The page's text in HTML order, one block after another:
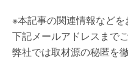
※本記事の関連情報など
下記メールアドレスまで
弊社では取材源の秘匿を